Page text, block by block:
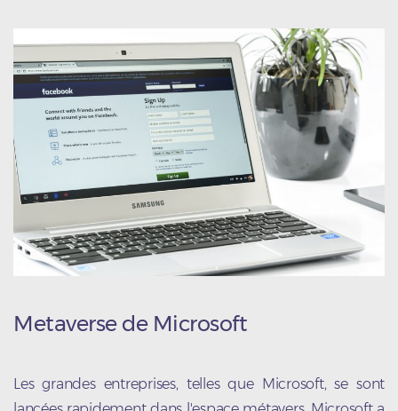
Metaverse de Microsoft
Les grandes entreprises, telles que Microsoft, se sont